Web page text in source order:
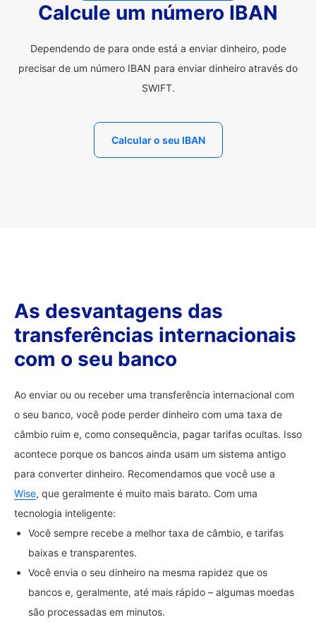
Calcule um número IBAN
Dependendo de para onde está a enviar dinheiro, pode
precisar de um número IBAN para enviar dinheiro através do
SWIFT.
Calcular o seu IBAN
As desvantagens das
transferências internacionais
com o seu banco
Ao enviar ou ou receber uma transferência internacional com
o seu banco, você pode perder dinheiro com uma taxa de
câmbio ruim e, como consequência, pagar tarifas ocultas. Isso
acontece porque os bancos ainda usam um sistema antigo
para converter dinheiro. Recomendamos que você use a
Wise, que geralmente é muito mais barato. Com uma
tecnologia inteligente:
Você sempre recebe a melhor taxa de câmbio, e tarifas
baixas e transparentes.
Você envia o seu dinheiro na mesma rapidez que os
bancos e, geralmente, até mais rápido – algumas moedas
são processadas em minutos.